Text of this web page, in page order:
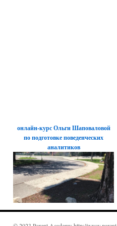
онлайн-курс Ольги Шаповаловой
по подготовке поведенческих
аналитиков